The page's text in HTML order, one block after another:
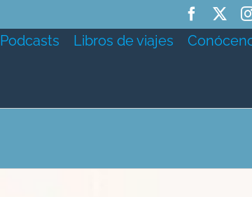
Podcasts Libros de viajes